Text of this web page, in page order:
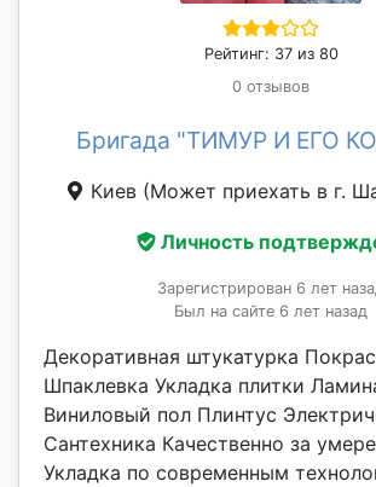
Рейтинг: 37 из 80
0 отзывов
Бригада "ТИМУР И ЕГО
Киев (Может приехать в г.
Личность
Зарегистрирован 6 лет
Был на сайте 6 лет назад
Декоративная штукатурка
Шпаклевка Укладка плитки
Виниловый пол Плинтус
Сантехника Качественно за
Укладка по современным